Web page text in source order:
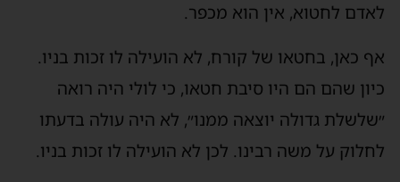
לאדם לחטוא, אין הוא מכפר.
אף כאן, בחטאו של קורח, לא הועילה לו זכות בניו.
כיון שהם הם היו סיבת חטאו, כי לולי היה רואה
״שלשלת גדולה יוצאה ממנו״, לא היה עולה בדעתו
לחלוק על משה רבינו. לכן לא הועילה לו זכות בניו.